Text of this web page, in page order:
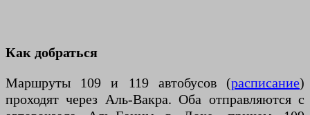
Как добраться
Маршруты 109 и 119 автобусов (расписание)
проходят через Аль-Вакра. Оба отправляются с